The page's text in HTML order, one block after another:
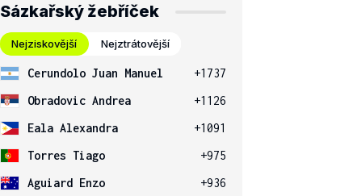
Sázkařský žebříček
Nejziskovější Nejztrátovější
Cerundolo Juan Manuel
+1737
Obradovic Andrea
+1126
Eala Alexandra
+1091
Torres Tiago
+975
Aguiard Enzo
+936